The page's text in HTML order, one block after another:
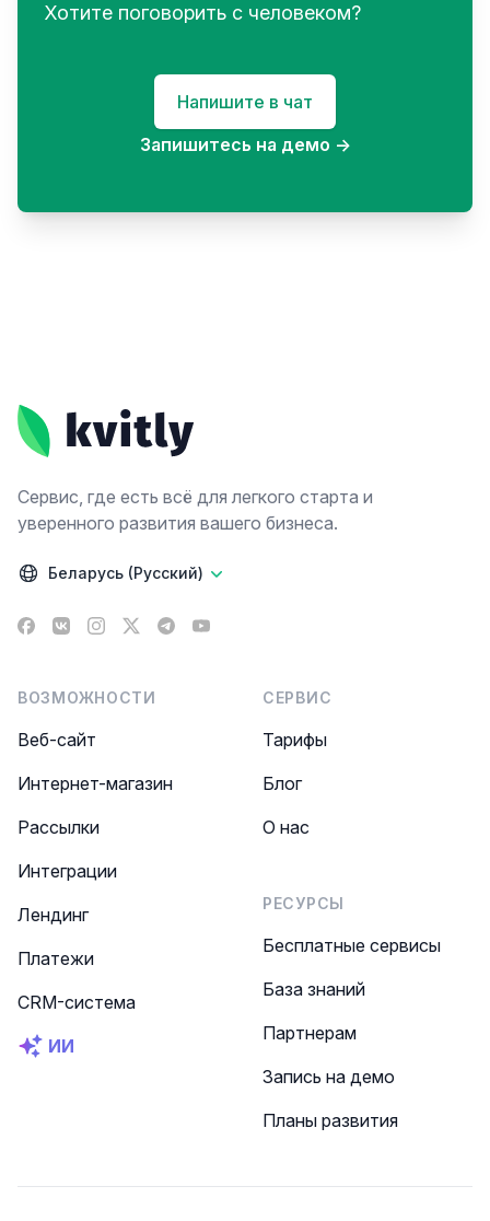
Хотите поговорить с человеком?
Напишите в чат
Запишитесь на демо →
Сервис, где есть всё для легкого старта и
уверенного развития вашего бизнеса.
Беларусь (Русский)
Facebook
VK Instagram
X TelegramYouTube
ВОЗМОЖНОСТИ
Веб-сайт
Интернет-магазин
Рассылки
Интеграции
Лендинг
Платежи
CRM-система
ИИ
СЕРВИС
Тарифы
Блог
О нас
РЕСУРСЫ
Бесплатные сервисы
База знаний
Партнерам
Запись на демо
Планы развития